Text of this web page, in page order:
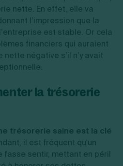
nette. En effet, elle va
l’impression que la
est stable. Or cela
financiers qui auraient
négative s’il n’y avait
la trésorerie
trésorerie saine est la clé
il est fréquent qu'un
fasse sentir, mettant en péril